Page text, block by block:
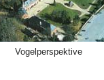
Vogelperspektive